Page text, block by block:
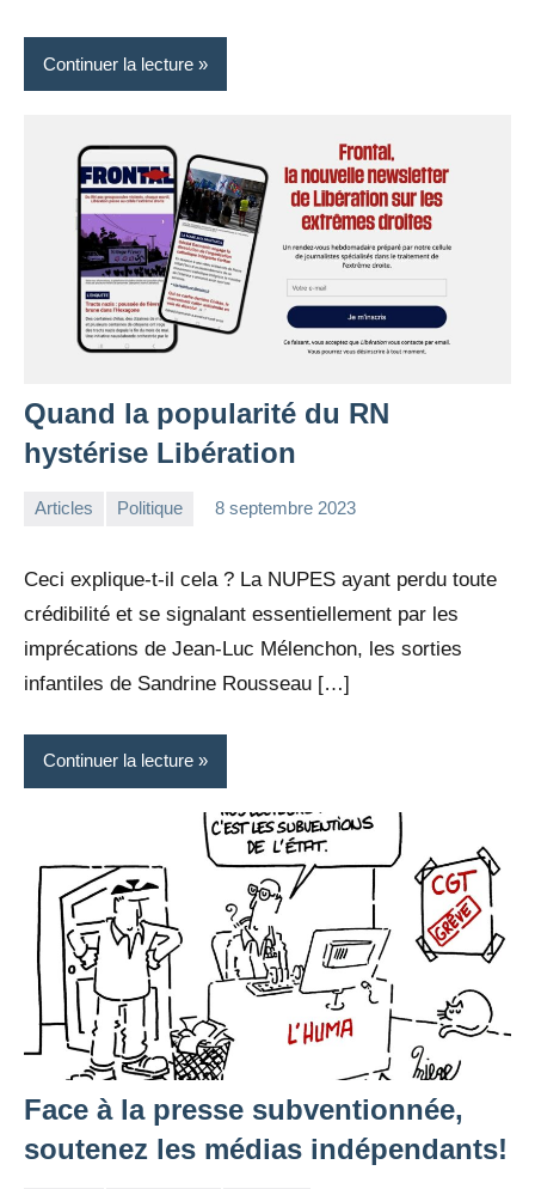
Continuer la lecture
Quand la popularité du RN
hystérise Libération
Articles Politique 8 septembre 2023
Ceci explique-t-il cela ? La NUPES ayant perdu toute
crédibilité et se signalant essentiellement par les
imprécations de Jean-Luc Mélenchon, les sorties
infantiles de Sandrine Rousseau […]
Continuer la lecture
Face à la presse subventionnée,
soutenez les médias indépendants!